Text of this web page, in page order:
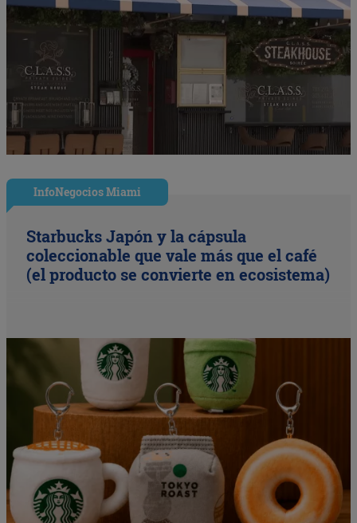
InfoNegocios Miami
Starbucks Japón y la cápsula
coleccionable que vale más que el café
(el producto se convierte en ecosistema)